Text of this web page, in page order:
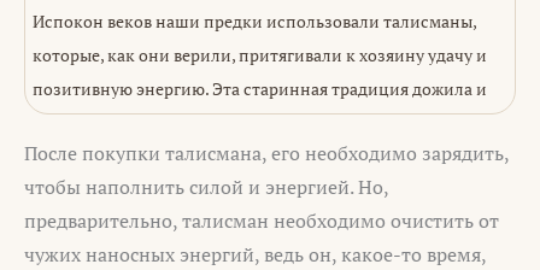
Испокон веков наши предки использовали талисманы,
которые, как они верили, притягивали к хозяину удачу и
позитивную энергию. Эта старинная традиция дожила и
После покупки талисмана, его необходимо зарядить,
чтобы наполнить силой и энергией. Но,
предварительно, талисман необходимо очистить от
чужих наносных энергий, ведь он, какое-то время,